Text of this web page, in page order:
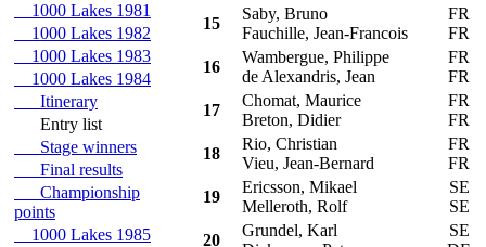
1000 Lakes 1981
1000 Lakes 1982
1000 Lakes 1983
1000 Lakes 1984
Itinerary
Entry list
Stage winners
Final results
Championship
points
1000 Lakes 1985
15
Saby, Bruno
Fauchille, Jean-Francois
FR
FR
16
Wambergue, Philippe
de Alexandris, Jean
FR
FR
17
Chomat, Maurice
Breton, Didier
FR
FR
18
Rio, Christian
Vieu, Jean-Bernard
FR
FR
19
Ericsson, Mikael
Melleroth, Rolf
SE
SE
20
Grundel, Karl
SE